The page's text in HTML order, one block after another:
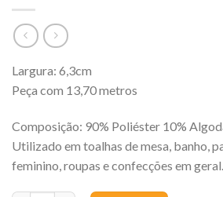
Largura: 6,3cm
Peça com 13,70 metros
Composição: 90% Poliéster 10%
Utilizado em toalhas de mesa, banho,
feminino, roupas e confecções em geral.